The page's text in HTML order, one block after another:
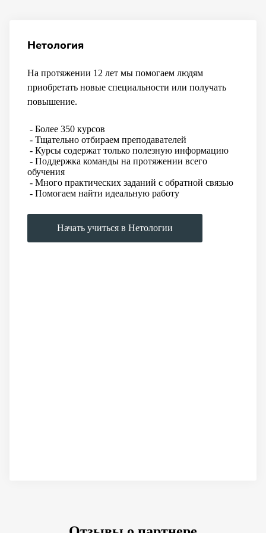
Нетология
На протяжении 12 лет мы помогаем людям
приобретать новые специальности или получать
повышение.
- Более 350 курсов
- Тщательно отбираем преподавателей
- Курсы содержат только полезную информацию
- Поддержка команды на протяжении всего
обучения
- Много практических заданий с обратной связью
- Помогаем найти идеальную работу
Начать учиться в Нетологии